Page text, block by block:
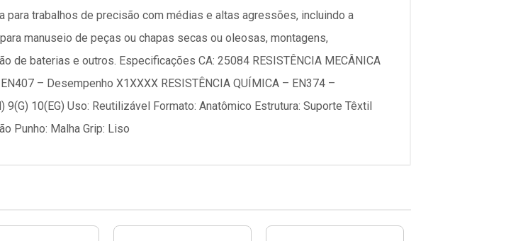
para trabalhos de precisão com médias e altas agressões, incluindo a
manuseio de peças ou chapas secas ou oleosas, montagens,
de baterias e outros. Especificações CA: 25084 RESISTÊNCIA MECÂNICA
– Desempenho X1XXXX RESISTÊNCIA QUÍMICA – EN374 –
10(EG) Uso: Reutilizável Formato: Anatômico Estrutura: Suporte Têxtil
Punho: Malha Grip: Liso